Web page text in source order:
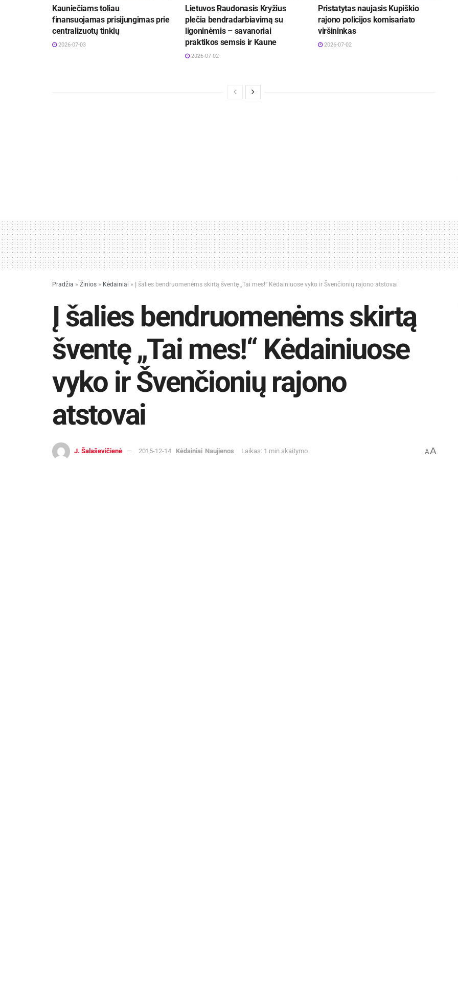
Kauniečiams toliau
finansuojamas prisijungimas prie
centralizuotų tinklų
2026-07-03
Lietuvos Raudonasis Kryžius
plečia bendradarbiavimą su
ligoninėmis – savanoriai
praktikos semsis ir Kaune
2026-07-02
Pristatytas naujasis Kupiškio
rajono policijos komisariato
viršininkas
2026-07-02
Pradžia » Žinios » Kėdainiai » Į šalies bendruomenėms skirtą šventę „Tai mes!“ Kėdainiuose vyko ir Švenčionių rajono atstovai
Į šalies bendruomenėms skirtą
šventę „Tai mes!“ Kėdainiuose
vyko ir Švenčionių rajono
atstovai
J. Šalaševičienė 2015-12-14 Kėdainiai Naujienos Laikas: 1 min skaitymo AA